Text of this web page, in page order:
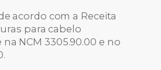
acordo com a Receita
para cabelo
NCM 3305.90.00 e no